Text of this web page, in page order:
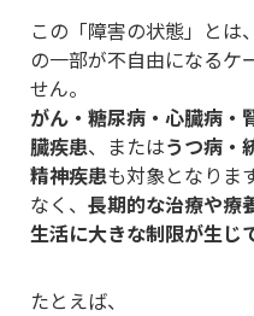
この「障害の状態」とは
の一部が不自由になるケ
せん。
がん・糖尿病・心臓病・
臓疾患、またはうつ病・
精神疾患も対象となりま
なく、 長期的な治療や療
生活に大きな制限が生じ
たとえば、